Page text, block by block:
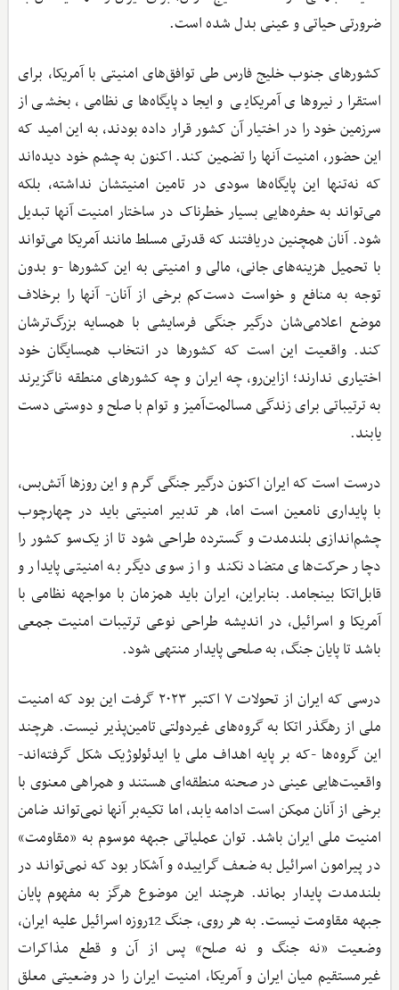
ضرورتی حیاتی و عینی بدل شده است.
کشورهای جنوب خلیج فارس طی توافق‌های امنیتی با آمریکا، برای
استقرار نیروهای آمریکایی و ایجاد پایگاه‌های نظامی، بخشی از
سرزمین خود را در اختیار آن کشور قرار داده بودند، به این امید که
این حضور، امنیت آنها را تضمین کند. اکنون به چشم خود دیده‌اند
که نه‌تنها این پایگاه‌ها سودی در تامین امنیتشان نداشته، بلکه
می‌تواند به حفره‌هایی بسیار خطرناک در ساختار امنیت آنها تبدیل
شود. آنان همچنین دریافتند که قدرتی مسلط مانند آمریکا می‌تواند
با تحمیل هزینه‌های جانی، مالی و امنیتی به این کشورها -و بدون
توجه به منافع و خواست دست‌کم برخی از آنان- آنها را برخلاف
موضع اعلامی‌شان درگیر جنگی فرسایشی با همسایه بزرگ‌ترشان
کند. واقعیت این است که کشورها در انتخاب همسایگان خود
اختیاری ندارند؛ ازاین‌رو، چه ایران و چه کشورهای منطقه ناگزیرند
به ترتیباتی برای زندگی مسالمت‌آمیز و توام با صلح و دوستی دست
یابند.
درست است که ایران اکنون درگیر جنگی گرم و این روزها آتش‌بس،
با پایداری نامعین است اما، هر تدبیر امنیتی باید در چهارچوب
چشم‌اندازی بلندمدت و گسترده طراحی شود تا از یک‌سو کشور را
دچار حرکت‌های متضاد نکند و از سوی دیگر به امنیتی پایدار و
قابل‌اتکا بینجامد. بنابراین، ایران باید همزمان با مواجهه نظامی با
آمریکا و اسرائیل، در اندیشه طراحی نوعی ترتیبات امنیت جمعی
باشد تا پایان جنگ، به صلحی پایدار منتهی شود.
درسی که ایران از تحولات ۷ اکتبر ۲۰۲۳ گرفت این بود که امنیت
ملی از رهگذر اتکا به گروه‌های غیردولتی تامین‌پذیر نیست. هرچند
این گروه‌ها -که بر پایه اهداف ملی یا ایدئولوژیک شکل گرفته‌اند-
واقعیت‌هایی عینی در صحنه منطقه‌ای هستند و همراهی معنوی با
برخی از آنان ممکن است ادامه یابد، اما تکیه‌بر آنها نمی‌تواند ضامن
امنیت ملی ایران باشد. توان عملیاتی جبهه موسوم به «مقاومت»
در پیرامون اسرائیل به ضعف گراییده و آشکار بود که نمی‌تواند در
بلندمدت پایدار بماند. هرچند این موضوع هرگز به مفهوم پایان
جبهه مقاومت نیست. به هر روی، جنگ 12‌روزه اسرائیل علیه ایران،
وضعیت «نه جنگ و نه صلح» پس از آن و قطع مذاکرات
غیرمستقیم میان ایران و آمریکا، امنیت ایران را در وضعیتی معلق